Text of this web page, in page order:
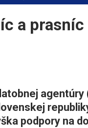
a
agentúry
podpory na